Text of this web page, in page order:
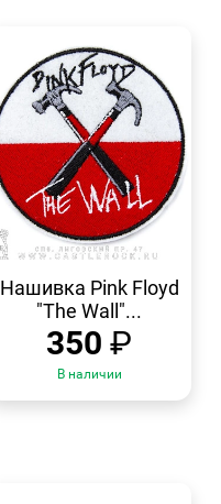
ПРОСМОТР
Нашивка Pink Floyd
"The Wall"...
350 ₽
В наличии